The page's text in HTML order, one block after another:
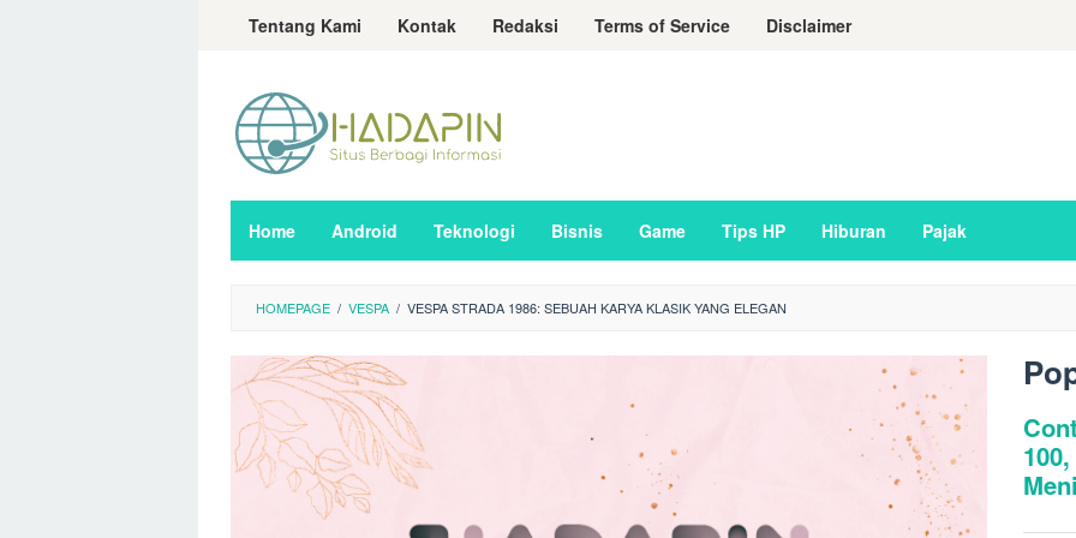
LoncatTentang Kami Kontak Redaksi Terms of Service Disclaimer
Home Android Teknologi Bisnis Game Tips HP Hiburan Pajak
HOMEPAGE / VESPA / VESPA STRADA 1986: SEBUAH KARYA KLASIK YANG ELEGAN